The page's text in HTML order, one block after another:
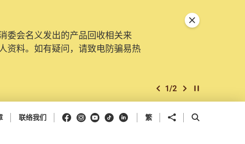
委会名义发出的产品回收相关来
资料。如有疑问，请致电防骗易热
上一个
1/2 下一个开始/暂停幻灯
关闭特別通告
联络我们 Facebook
Instagram
Youtube
抖音领英 繁 分享到 开启搜寻框